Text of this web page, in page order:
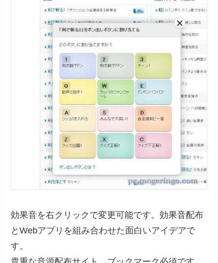
効果音を右クリックで変更可能です。効果音配布
とWebアプリを組み合わせた面白いアイデアで
す。